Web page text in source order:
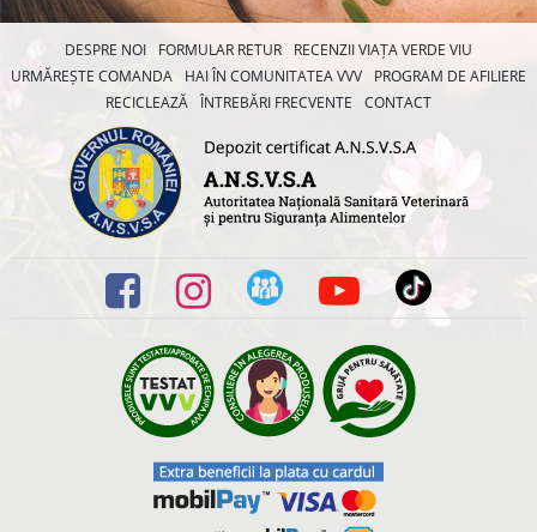
DESPRE NOI FORMULAR RETUR
RECENZII VIAȚA VERDE VIU
URMĂREȘTE COMANDA
HAI ÎN COMUNITATEA VVV
PROGRAM DE AFILIERE
RECICLEAZĂ ÎNTREBĂRI FRECVENTE CONTACT